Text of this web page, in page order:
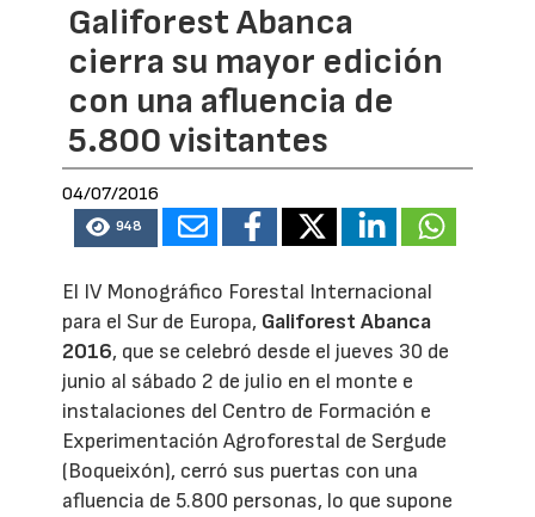
Galiforest Abanca
cierra su mayor edición
con una afluencia de
5.800 visitantes
04/07/2016
948
El IV Monográfico Forestal Internacional
para el Sur de Europa, Galiforest Abanca
2016, que se celebró desde el jueves 30 de
junio al sábado 2 de julio en el monte e
instalaciones del Centro de Formación e
Experimentación Agroforestal de Sergude
(Boqueixón), cerró sus puertas con una
afluencia de 5.800 personas, lo que supone